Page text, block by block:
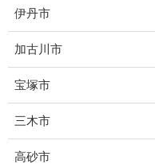
伊丹市
加古川市
宝塚市
三木市
高砂市